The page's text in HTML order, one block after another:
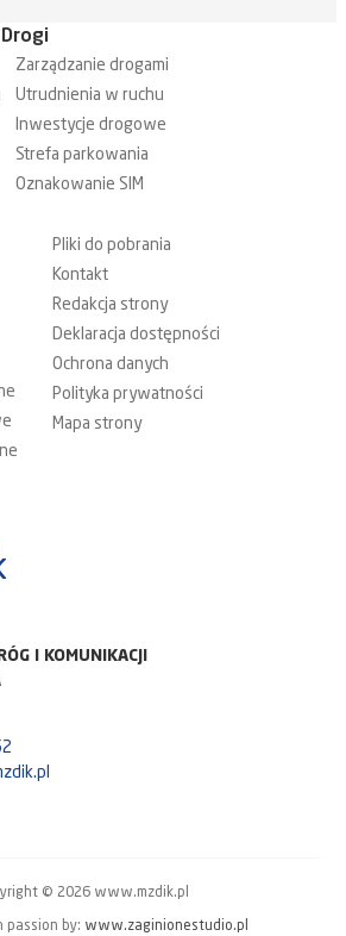
Drogi
Zarządzanie drogami
Utrudnienia w ruchu
Inwestycje drogowe
Strefa parkowania
Oznakowanie SIM
Pliki do pobrania
Kontakt
Redakcja strony
Deklaracja dostępności
Ochrona danych
Polityka prywatności
Mapa strony
I KOMUNIKACJI
© 2026 www.mzdik.pl
passion by: www.zaginionestudio.pl